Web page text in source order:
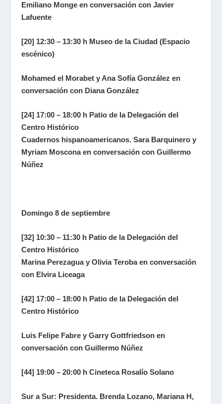
Emiliano Monge en conversación con Javier
Lafuente
[20] 12:30 – 13:30 h Museo de la Ciudad (Espacio
escénico)
Mohamed el Morabet y Ana Sofía González en
conversación con Diana González
[24] 17:00 – 18:00 h Patio de la Delegación del
Centro Histórico
Cuadernos hispanoamericanos. Sara Barquinero y
Myriam Moscona en conversación con Guillermo
Núñez
Domingo 8 de septiembre
[32] 10:30 – 11:30 h Patio de la Delegación del
Centro Histórico
Marina Perezagua y Olivia Teroba en conversación
con Elvira Liceaga
[42] 17:00 – 18:00 h Patio de la Delegación del
Centro Histórico
Luis Felipe Fabre y Garry Gottfriedson en
conversación con Guillermo Núñez
[44] 19:00 – 20:00 h Cineteca Rosalío Solano
Sur a Sur: Presidenta. Brenda Lozano, Mariana H,